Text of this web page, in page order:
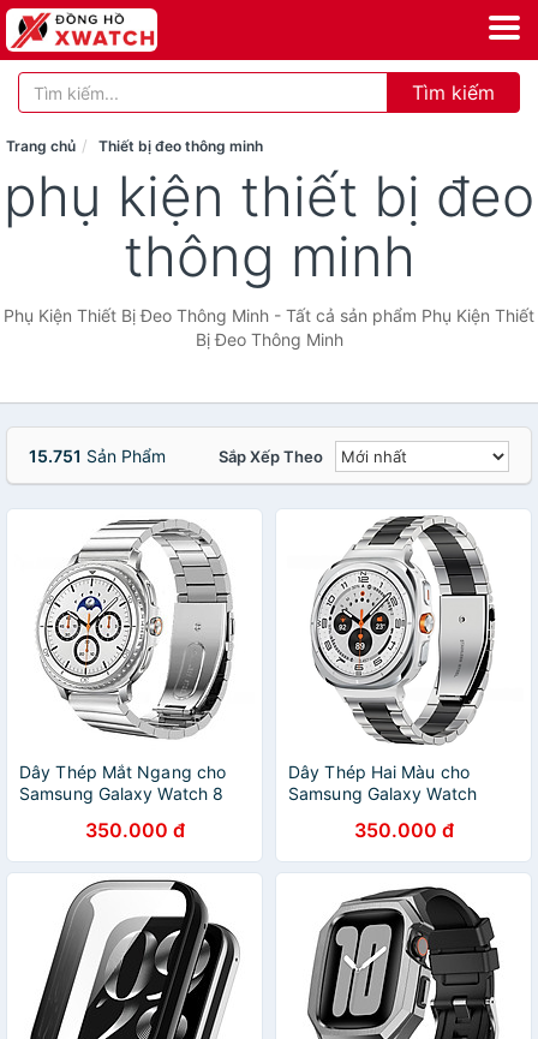
Tìm kiếm
Trang chủ Thiết bị đeo thông minh
phụ kiện thiết bị đeo
thông minh
Phụ Kiện Thiết Bị Đeo Thông Minh - Tất cả sản phẩm Phụ Kiện Thiết
Bị Đeo Thông Minh
15.751 Sản Phẩm Sắp Xếp Theo
Dây Thép Mắt Ngang cho
Samsung Galaxy Watch 8
Watch 8 Classic 46mm -
Hàng Chính Hãng
350.000 đ
Dây Thép Hai Màu cho
Samsung Galaxy Watch
350.000 đ